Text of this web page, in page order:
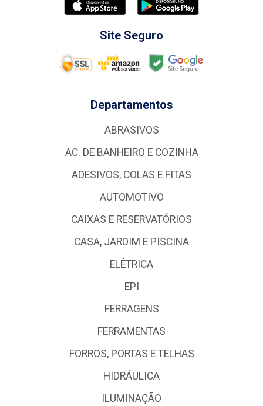
Site Seguro
Departamentos
ABRASIVOS
AC. DE BANHEIRO E COZINHA
ADESIVOS, COLAS E FITAS
AUTOMOTIVO
CAIXAS E RESERVATÓRIOS
CASA, JARDIM E PISCINA
ELÉTRICA
EPI
FERRAGENS
FERRAMENTAS
FORROS, PORTAS E TELHAS
HIDRÁULICA
ILUMINAÇÃO